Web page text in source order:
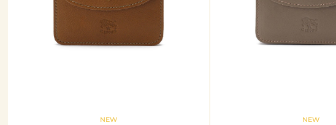
NEW NEW